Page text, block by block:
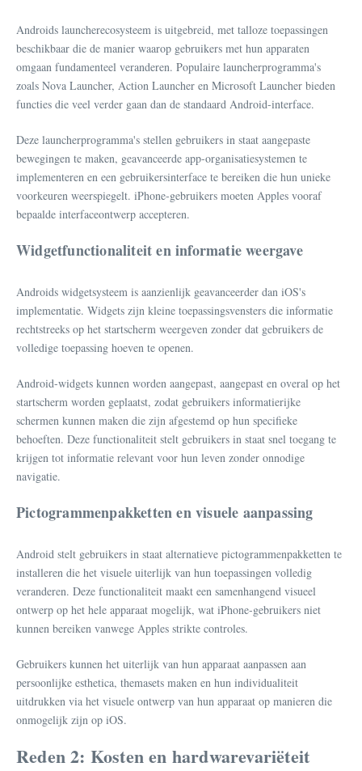
Androids launcherecosysteem is uitgebreid, met talloze toepassingen
beschikbaar die de manier waarop gebruikers met hun apparaten
omgaan fundamenteel veranderen. Populaire launcherprogramma's
zoals Nova Launcher, Action Launcher en Microsoft Launcher bieden
functies die veel verder gaan dan de standaard Android-interface.
Deze launcherprogramma's stellen gebruikers in staat aangepaste
bewegingen te maken, geavanceerde app-organisatiesystemen te
implementeren en een gebruikersinterface te bereiken die hun unieke
voorkeuren weerspiegelt. iPhone-gebruikers moeten Apples vooraf
bepaalde interfaceontwerp accepteren.
Widgetfunctionaliteit en informatie weergave
Androids widgetsysteem is aanzienlijk geavanceerder dan iOS's
implementatie. Widgets zijn kleine toepassingsvensters die informatie
rechtstreeks op het startscherm weergeven zonder dat gebruikers de
volledige toepassing hoeven te openen.
Android-widgets kunnen worden aangepast, aangepast en overal op het
startscherm worden geplaatst, zodat gebruikers informatierijke
schermen kunnen maken die zijn afgestemd op hun specifieke
behoeften. Deze functionaliteit stelt gebruikers in staat snel toegang te
krijgen tot informatie relevant voor hun leven zonder onnodige
navigatie.
Pictogrammenpakketten en visuele aanpassing
Android stelt gebruikers in staat alternatieve pictogrammenpakketten te
installeren die het visuele uiterlijk van hun toepassingen volledig
veranderen. Deze functionaliteit maakt een samenhangend visueel
ontwerp op het hele apparaat mogelijk, wat iPhone-gebruikers niet
kunnen bereiken vanwege Apples strikte controles.
Gebruikers kunnen het uiterlijk van hun apparaat aanpassen aan
persoonlijke esthetica, themasets maken en hun individualiteit
uitdrukken via het visuele ontwerp van hun apparaat op manieren die
onmogelijk zijn op iOS.
Reden 2: Kosten en hardwarevariëteit